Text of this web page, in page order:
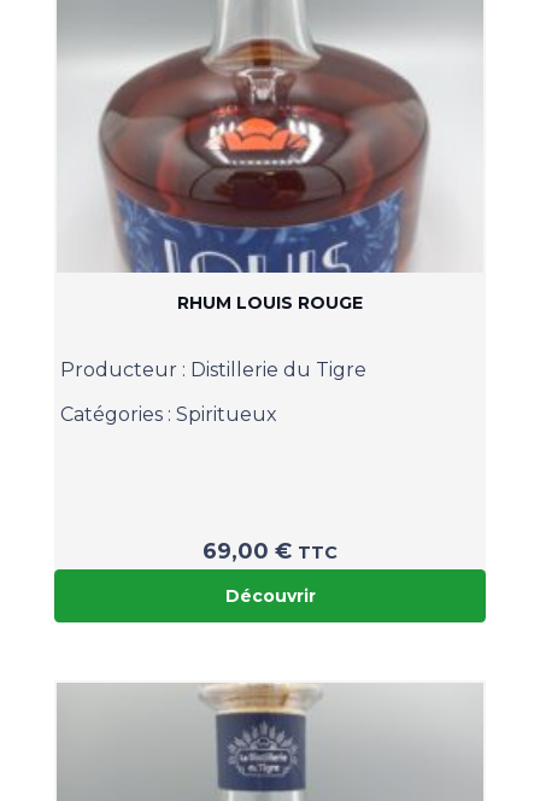
RHUM LOUIS ROUGE
Producteur : Distillerie du Tigre
Catégories : Spiritueux
69,00 € TTC
Découvrir